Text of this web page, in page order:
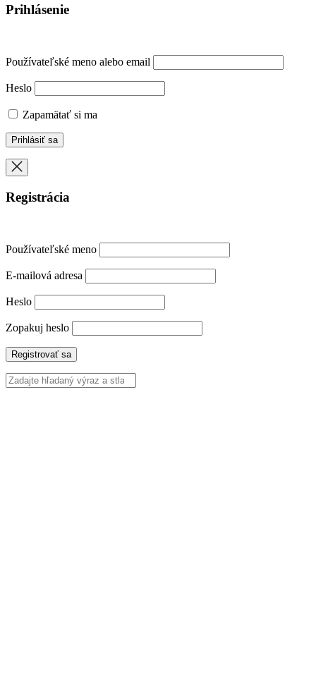
Prihlásenie
Používateľské meno alebo email
Heslo
Zapamätať si ma
Registrácia
Používateľské meno
E-mailová adresa
Heslo
Zopakuj heslo
Registrovať sa